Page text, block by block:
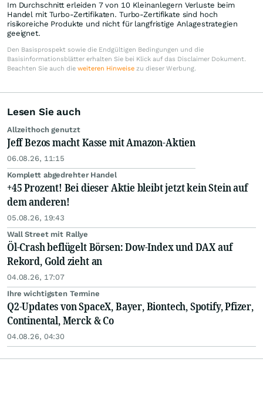
Im Durchschnitt erleiden 7 von 10 Kleinanlegern Verluste beim
Handel mit Turbo-Zertifikaten. Turbo-Zertifikate sind hoch
risikoreiche Produkte und nicht für langfristige Anlagestrategien
geeignet.
Den Basisprospekt sowie die Endgültigen Bedingungen und die
Basisinformationsblätter erhalten Sie bei Klick auf das Disclaimer Dokument.
Beachten Sie auch die weiteren Hinweise zu dieser Werbung.
Lesen Sie auch
Allzeithoch genutzt
Jeff Bezos macht Kasse mit Amazon-Aktien
06.08.26, 11:15
Komplett abgedrehter Handel
+45 Prozent! Bei dieser Aktie bleibt jetzt kein Stein auf
dem anderen!
05.08.26, 19:43
Wall Street mit Rallye
Öl-Crash beflügelt Börsen: Dow-Index und DAX auf
Rekord, Gold zieht an
04.08.26, 17:07
Ihre wichtigsten Termine
Q2-Updates von SpaceX, Bayer, Biontech, Spotify, Pfizer,
Continental, Merck & Co
04.08.26, 04:30